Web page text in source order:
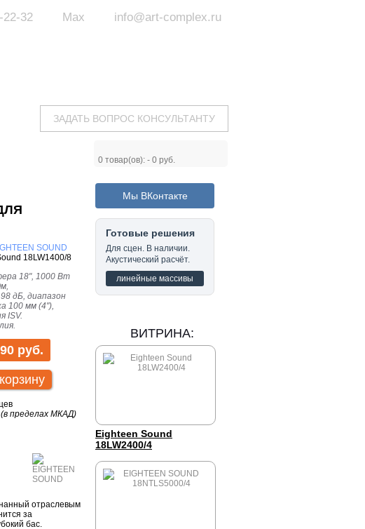
info@art-complex.ru
Max
22-32
ЗАДАТЬ ВОПРОС КОНСУЛЬТАНТУ
0 товар(ов): - 0 руб.
SOUND
18LW1400/8
18", 1000 Вт
дБ, диапазон
100 мм (4"),
ISV.
руб.
(в пределах МКАД)
отраслевым
за
бас.
Мы ВКонтакте
Готовые решения
Для сцен. В наличии.
Акустический расчёт.
линейные массивы
ВИТРИНА:
Eighteen Sound
18LW2400/4